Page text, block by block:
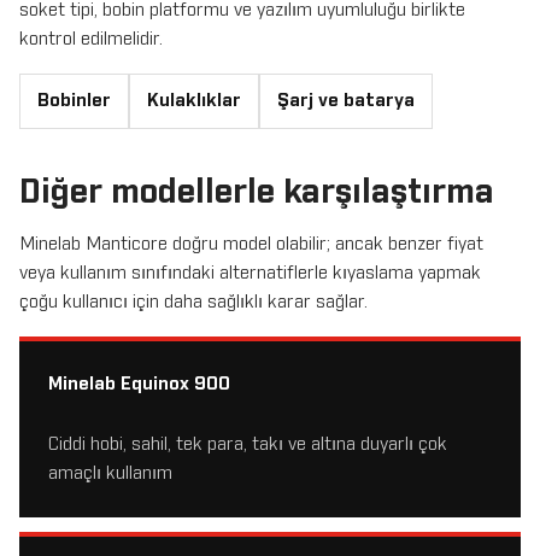
soket tipi, bobin platformu ve yazılım uyumluluğu birlikte
kontrol edilmelidir.
Bobinler Kulaklıklar Şarj ve batarya
Diğer modellerle karşılaştırma
Minelab Manticore doğru model olabilir; ancak benzer fiyat
veya kullanım sınıfındaki alternatiflerle kıyaslama yapmak
çoğu kullanıcı için daha sağlıklı karar sağlar.
Minelab Equinox 900
Ciddi hobi, sahil, tek para, takı ve altına duyarlı çok
amaçlı kullanım